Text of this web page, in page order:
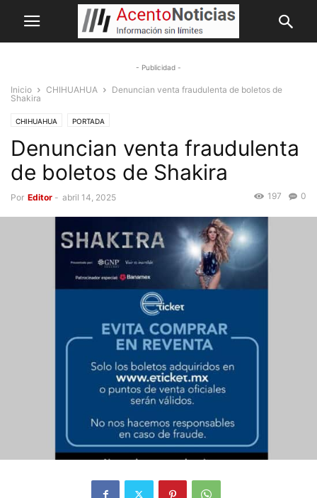
- Publicidad -
Inicio CHIHUAHUA
Denuncian venta fraudulenta de boletos de
Shakira
CHIHUAHUA PORTADA
Denuncian venta fraudulenta
de boletos de Shakira
Por Editor - abril 14, 2025 0
197